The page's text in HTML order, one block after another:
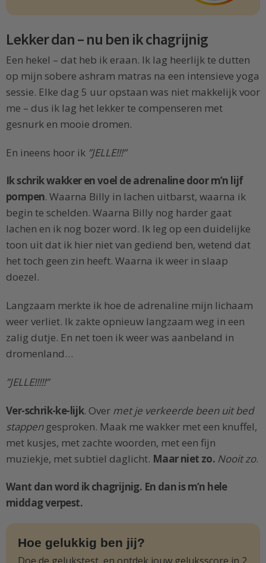
Lekker dan – nu ben ik chagrijnig
Een hekel – dat heb ik eraan. Ik lag heerlijk te dutten
op mijn sobere ashram matras na een intensieve yoga
sessie. Elke dag 5 uur opstaan was niet makkelijk voor
me – dus ik lag het lekker te compenseren met
gesnurk en mooie dromen.
En ineens hoor ik ”JELLE!!!”
Ik schrik wakker en voel de adrenaline door m’n lijf
pompen. Waarna Billy in lachen uitbarst, waarna ik
begin te schelden. Waarna Billy nog harder gaat
lachen en ik nog bozer word. Ik leg op een duidelijke
toon uit dat ik hier niet van gediend ben, wetend dat
het toch geen zin heeft. Waarna ik weer in slaap
doezel.
Langzaam merkte ik hoe de adrenaline mijn lichaam
weer verliet. Ik zakte opnieuw langzaam weg in een
zalig dutje. En net toen ik weer was aanbeland in
dromenland…
”JELLE!!!!!”
Ver-schrik-ke-lijk. Over met je verkeerde been uit bed
stappengesproken. Maak me wakker met een knuffel,
met kusjes, met zachte woorden, met een fijn
muziekje, met subtiel daglicht. Maar niet zo. Nooit zo.
Want dan word ik chagrijnig. En dan is m’n hele
middag verpest.
Hoe gelukkig ben jij?